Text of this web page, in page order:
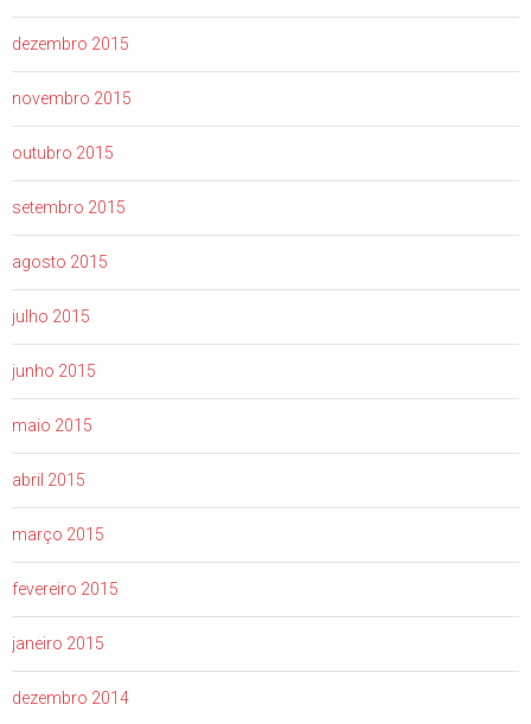
dezembro 2015
novembro 2015
outubro 2015
setembro 2015
agosto 2015
julho 2015
junho 2015
maio 2015
abril 2015
março 2015
fevereiro 2015
janeiro 2015
dezembro 2014